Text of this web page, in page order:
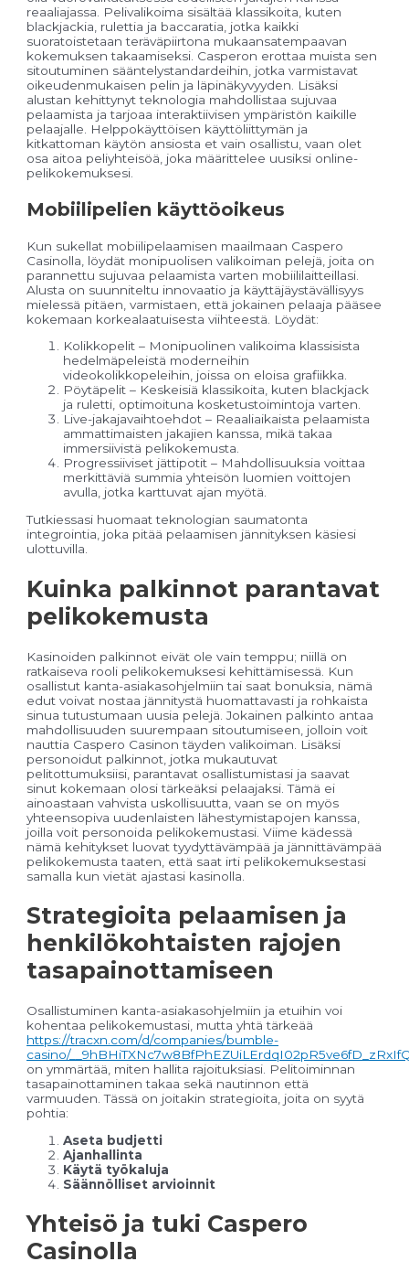
reaaliajassa. Pelivalikoima sisältää klassikoita, kuten
blackjackia, rulettia ja baccaratia, jotka kaikki
suoratoistetaan teräväpiirtona mukaansatempaavan
kokemuksen takaamiseksi. Casperon erottaa muista sen
sitoutuminen sääntelystandardeihin, jotka varmistavat
oikeudenmukaisen pelin ja läpinäkyvyyden. Lisäksi
alustan kehittynyt teknologia mahdollistaa sujuvaa
pelaamista ja tarjoaa interaktiivisen ympäristön kaikille
pelaajalle. Helppokäyttöisen käyttöliittymän ja
kitkattoman käytön ansiosta et vain osallistu, vaan olet
osa aitoa peliyhteisöä, joka määrittelee uusiksi online-
pelikokemuksesi.
Mobiilipelien käyttöoikeus
Kun sukellat mobiilipelaamisen maailmaan Caspero
Casinolla, löydät monipuolisen valikoiman pelejä, joita on
parannettu sujuvaa pelaamista varten mobiililaitteillasi.
Alusta on suunniteltu innovaatio ja käyttäjäystävällisyys
mielessä pitäen, varmistaen, että jokainen pelaaja pääsee
kokemaan korkealaatuisesta viihteestä. Löydät:
Kolikkopelit – Monipuolinen valikoima klassisista
hedelmäpeleistä moderneihin
videokolikkopeleihin, joissa on eloisa grafiikka.
Pöytäpelit – Keskeisiä klassikoita, kuten blackjack
ja ruletti, optimoituna kosketustoimintoja varten.
Live-jakajavaihtoehdot – Reaaliaikaista pelaamista
ammattimaisten jakajien kanssa, mikä takaa
immersiivistä pelikokemusta.
Progressiiviset jättipotit – Mahdollisuuksia voittaa
merkittäviä summia yhteisön luomien voittojen
avulla, jotka karttuvat ajan myötä.
Tutkiessasi huomaat teknologian saumatonta
integrointia, joka pitää pelaamisen jännityksen käsiesi
ulottuvilla.
Kuinka palkinnot parantavat
pelikokemusta
Kasinoiden palkinnot eivät ole vain temppu; niillä on
ratkaiseva rooli pelikokemuksesi kehittämisessä. Kun
osallistut kanta-asiakasohjelmiin tai saat bonuksia, nämä
edut voivat nostaa jännitystä huomattavasti ja rohkaista
sinua tutustumaan uusia pelejä. Jokainen palkinto antaa
mahdollisuuden suurempaan sitoutumiseen, jolloin voit
nauttia Caspero Casinon täyden valikoiman. Lisäksi
personoidut palkinnot, jotka mukautuvat
pelitottumuksiisi, parantavat osallistumistasi ja saavat
sinut kokemaan olosi tärkeäksi pelaajaksi. Tämä ei
ainoastaan vahvista uskollisuutta, vaan se on myös
yhteensopiva uudenlaisten lähestymistapojen kanssa,
joilla voit personoida pelikokemustasi. Viime kädessä
nämä kehitykset luovat tyydyttävämpää ja jännittävämpää
pelikokemusta taaten, että saat irti pelikokemuksestasi
samalla kun vietät ajastasi kasinolla.
Strategioita pelaamisen ja
henkilökohtaisten rajojen
tasapainottamiseen
Osallistuminen kanta-asiakasohjelmiin ja etuihin voi
kohentaa pelikokemustasi, mutta yhtä tärkeää
https://tracxn.com/d/companies/bumble-
casino/
on ymmärtää, miten hallita rajoituksiasi. Pelitoiminnan
tasapainottaminen takaa sekä nautinnon että
varmuuden. Tässä on joitakin strategioita, joita on syytä
pohtia:
Aseta budjetti
Ajanhallinta
Käytä työkaluja
Säännölliset arvioinnit
Yhteisö ja tuki Caspero
Casinolla